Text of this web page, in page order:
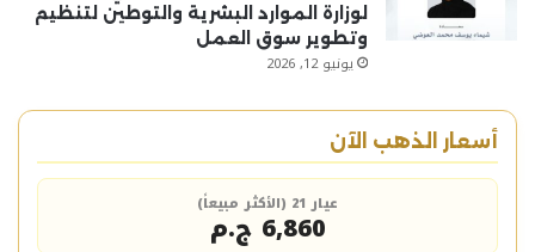
لوزارة الموارد البشرية والتوطين لتنظيم
وتطوير سوق العمل
يونيو 12, 2026
أسعار الذهب الآن
عيار 21 (الأكثر مبيعاً)
6,860 ج.م